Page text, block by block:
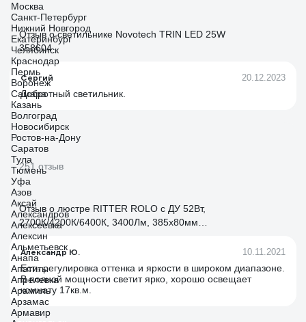
Отзыв о светильнике Novotech TRIN LED 25W
358604
Сергий 20.12.2023
Добротный светильник.
251 отзыв
Отзыв о люстре RITTER ROLO с ДУ 52Вт,
2700К/4200К/6400К, 3400Лм, 385x80мм
52360 4
Александр Ю. 10.11.2021
Есть регулировка оттенка и яркости в широком диапазоне.
В полной мощности светит ярко, хорошо освещает
комнату 17кв.м.
Москва
Санкт-Петербург
Нижний Новгород
Екатеринбург
Челябинск
Краснодар
Пермь
Воронеж
Самара
Казань
Волгоград
Новосибирск
Ростов-на-Дону
Саратов
Тула
Тюмень
Уфа
Азов
Аксай
Александров
Алексеевка
Алексин
Альметьевск
Анапа
Апатиты
Апрелевка
Арамиль
Арзамас
Армавир